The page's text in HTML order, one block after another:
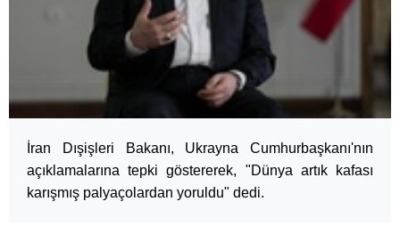
İran Dışişleri Bakanı, Ukrayna Cumhurbaşkanı'nın
açıklamalarına tepki göstererek, "Dünya artık kafası
karışmış palyaçolardan yoruldu" dedi.